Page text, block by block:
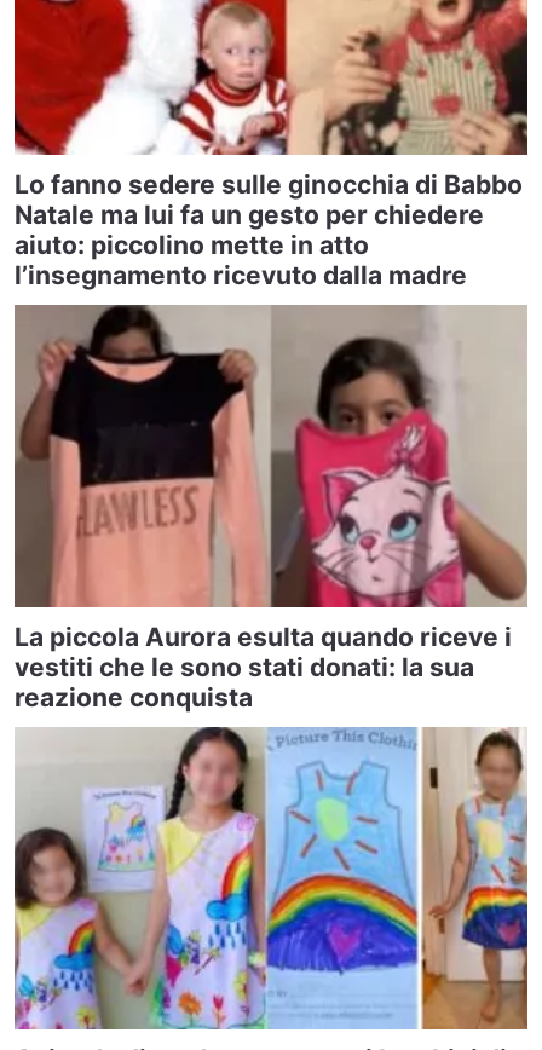
Lo fanno sedere sulle ginocchia di Babbo
Natale ma lui fa un gesto per chiedere
aiuto: piccolino mette in atto
l’insegnamento ricevuto dalla madre
La piccola Aurora esulta quando riceve i
vestiti che le sono stati donati: la sua
reazione conquista